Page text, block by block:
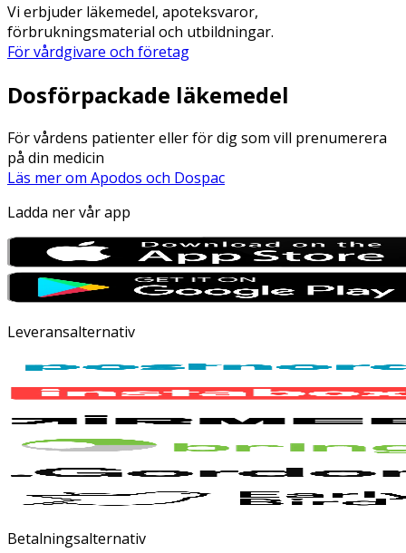
Vi erbjuder läkemedel, apoteksvaror,
förbrukningsmaterial och utbildningar.
För vårdgivare och företag
Dosförpackade läkemedel
För vårdens patienter eller för dig som vill prenumerera
på din medicin
Läs mer om Apodos och Dospac
Ladda ner vår app
Leveransalternativ
Betalningsalternativ